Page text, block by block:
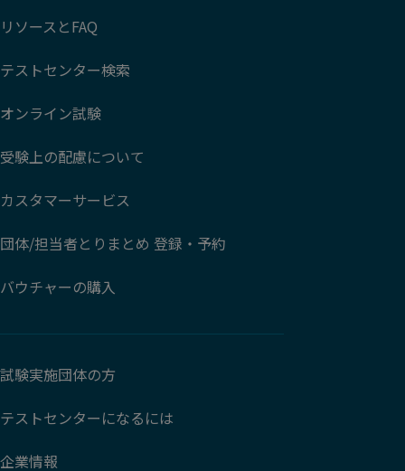
リソースとFAQ
テストセンター検索
オンライン試験
受験上の配慮について
カスタマーサービス
団体/担当者とりまとめ 登録・予約
バウチャーの購入
試験実施団体の方
テストセンターになるには
企業情報